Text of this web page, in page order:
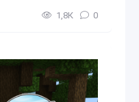
1,8К 0